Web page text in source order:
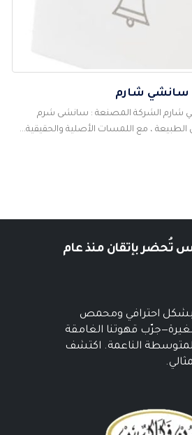
سانشي شارم
الشركة المصنعة : سانشى شرم
الطبيعة ، مع اللمسات الأصلية والحقيقية...
تُحضر بإتقان منذ عام
احترافي ومحمص
قهوتنا الغامقة
المتوسطة الناعمة. اكتشف